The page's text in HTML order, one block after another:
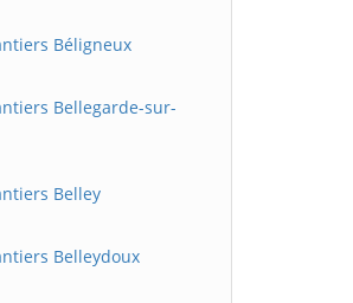
Béligneux
Bellegarde-sur-
Belley
Belleydoux